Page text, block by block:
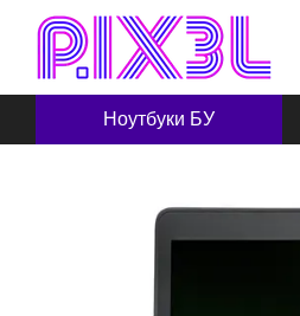
Перейти до основного контенту
Ноутбуки БУ